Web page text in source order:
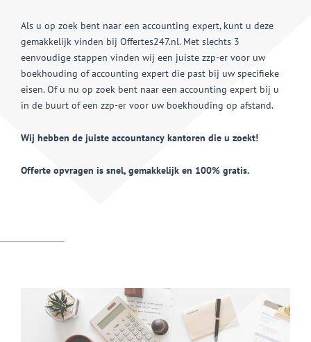
Als u op zoek bent naar een accounting expert, kunt u deze
gemakkelijk vinden bij Offertes247.nl. Met slechts 3
eenvoudige stappen vinden wij een juiste zzp-er voor uw
boekhouding of accounting expert die past bij uw specifieke
eisen. Of u nu op zoek bent naar een accounting expert bij u
in de buurt of een zzp-er voor uw boekhouding op afstand.
Wij hebben de juiste accountancy kantoren die u zoekt!
Offerte opvragen is snel, gemakkelijk en 100% gratis.